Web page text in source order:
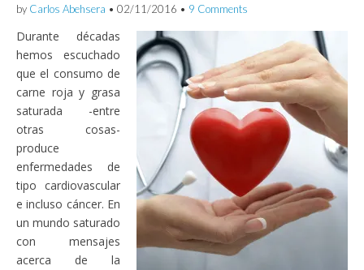
by Carlos Abehsera • 02/11/2016 • 9 Comments
Durante décadas
hemos escuchado
que el consumo de
carne roja y grasa
saturada -entre
otras cosas-
produce
enfermedades de
tipo cardiovascular
e incluso cáncer. En
un mundo saturado
con mensajes
acerca de la